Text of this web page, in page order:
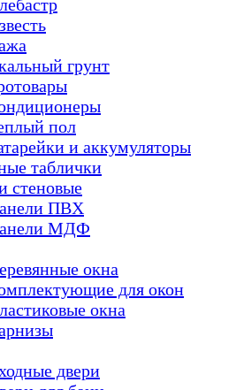
грунт
пол
и аккумуляторы
таблички
стеновые
ПВХ
МДФ
окна
для окон
окна
двери